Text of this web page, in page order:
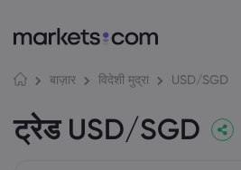
बाज़ार विदेशी मुद्रा USD/SGD
ट्रेड USD/SGD